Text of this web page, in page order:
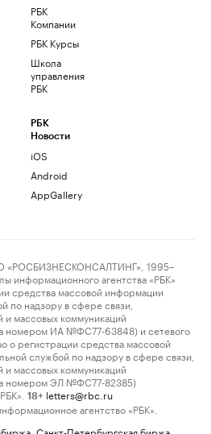
РБК
Компании
РБК Курсы
Школа
управления
РБК
РБК
Новости
iOS
Android
AppGallery
1995–
информационного агентства «РБК»
средства массовой информации
по надзору в сфере связи,
массовых коммуникаций
номером ИА №ФС77-63848) и сетевого
о регистрации средства массовой
службой по надзору в сфере связи,
массовых коммуникаций
номером ЭЛ №ФС77-82385)
18+ letters@rbc.ru
агентство «РБК».